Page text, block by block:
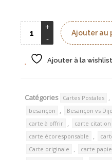
Ajouter au
Ajouter à la wishlist
Catégories Cartes Postales ,
besançon , Besançon vs
carte à offrir , carte citation
carte écoresponsable ,
Carte originale , carte